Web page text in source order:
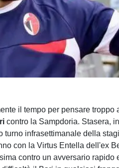
il tempo per pensare troppo
contro la Sampdoria. Stasera,
turno infrasettimanale della
con la Virtus Entella dell'ex
contro un avversario rapido